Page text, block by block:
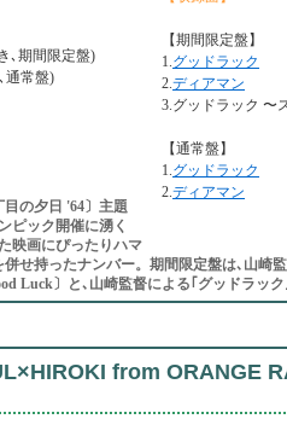
【期間限定盤】
1.グッドラック
2.ディアマン
3.グッドラック 〜
【通常盤】
1.グッドラック
2.ディアマン
､期間限定盤)
通常盤)
の夕日 '64〕主題
ピック開催に湧く
映画にぴったりハマ
併せ持ったナンバー。期間限定盤は､山崎
Luck〕と､山崎監督による｢グッドラッ
from ORANGE